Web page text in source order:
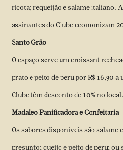
ricota; requeijão e salame italiano. A
assinantes do Clube economizam
Santo Grão
O espaço serve um croissant
prato e peito de peru por R$ 16,90
Clube têm desconto de 10% no local.
Madaleo Panificadora e Confeitaria
Os sabores disponíveis são salame
presunto; queijo e peito de peru; ou